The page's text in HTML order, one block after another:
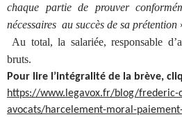
chaque partie de prouver
nécessaires au succès de sa prétention
Au total, la salariée, responsable
bruts.
Pour lire l’intégralité de la brève,
https://www.legavox.fr/blog/frederic-
avocats/harcelement-moral-